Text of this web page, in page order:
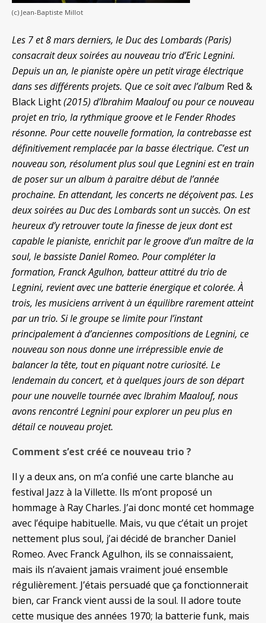
(c) Jean-Baptiste Millot
Les 7 et 8 mars derniers, le Duc des Lombards (Paris)
consacrait deux soirées au nouveau trio d’Eric Legnini.
Depuis un an, le pianiste opère un petit virage électrique
dans ses différents projets. Que ce soit avec l’album Red &
Black Light(2015) d’Ibrahim Maalouf ou pour ce nouveau
projet en trio, la rythmique groove et le Fender Rhodes
résonne. Pour cette nouvelle formation, la contrebasse est
définitivement remplacée par la basse électrique. C’est un
nouveau son, résolument plus soul que Legnini est en train
de poser sur un album à paraitre début de l’année
prochaine. En attendant, les concerts ne déçoivent pas. Les
deux soirées au Duc des Lombards sont un succès. On est
heureux d’y retrouver toute la finesse de jeux dont est
capable le pianiste, enrichit par le groove d’un maître de la
soul, le bassiste Daniel Romeo. Pour compléter la
formation, Franck Agulhon, batteur attitré du trio de
Legnini, revient avec une batterie énergique et colorée. À
trois, les musiciens arrivent à un équilibre rarement atteint
par un trio. Si le groupe se limite pour l’instant
principalement à d’anciennes compositions de Legnini, ce
nouveau son nous donne une irrépressible envie de
balancer la tête, tout en piquant notre curiosité. Le
lendemain du concert, et à quelques jours de son départ
pour une nouvelle tournée avec Ibrahim Maalouf, nous
avons rencontré Legnini pour explorer un peu plus en
détail ce nouveau projet.
Comment s’est créé ce nouveau trio ?
Il y a deux ans, on m’a confié une carte blanche au
festival Jazz à la Villette. Ils m’ont proposé un
hommage à Ray Charles. J’ai donc monté cet hommage
avec l’équipe habituelle. Mais, vu que c’était un projet
nettement plus soul, j’ai décidé de brancher Daniel
Romeo. Avec Franck Agulhon, ils se connaissaient,
mais ils n’avaient jamais vraiment joué ensemble
régulièrement. J’étais persuadé que ça fonctionnerait
bien, car Franck vient aussi de la soul. Il adore toute
cette musique des années 1970; la batterie funk, mais